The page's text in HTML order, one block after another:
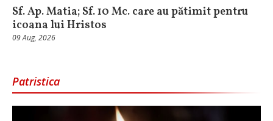
Sf. Ap. Matia; Sf. 10 Mc. care au pătimit pentru
icoana lui Hristos
09 Aug, 2026
Patristica